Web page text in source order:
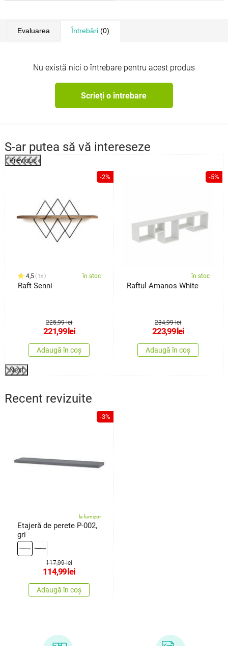
Evaluarea Întrebări(0)
Nu există nici o întrebare pentru acest produs
Scrieți o întrebare
S-ar putea să vă intereseze
Previous
-2%
4,5 1x în stoc
Raft Senni
225,99 lei
221,99 lei
Adaugă în coș
-5%
în stoc
Raftul Amanos White
234,99 lei
223,99 lei
Adaugă în coș
Next
Recent revizuite
-3%
la furnizor
Etajeră de perete P-002,
gri
117,99 lei
114,99lei
Adaugă în coș